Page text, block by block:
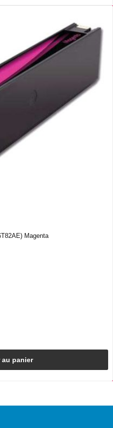
Magenta
panier